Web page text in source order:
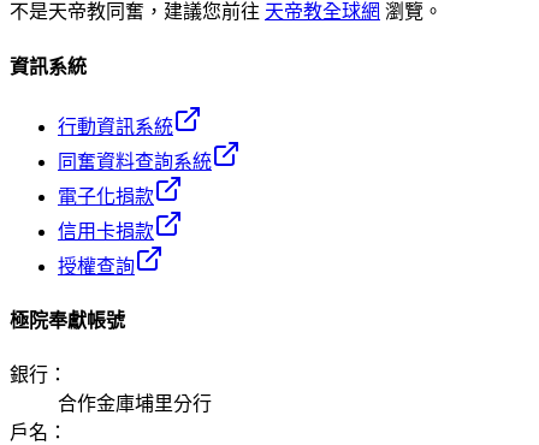
不是天帝教同奮，建議您前往 天帝教全球網 瀏覽。
資訊系統
行動資訊系統
同奮資料查詢系統
電子化捐款
信用卡捐款
授權查詢
極院奉獻帳號
銀行 ：
合作金庫埔里分行
戶名 ：